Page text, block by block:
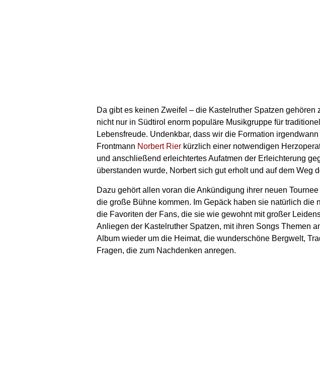
Da gibt es keinen Zweifel – die Kastelruther Spatzen
nicht nur in Südtirol enorm populäre Musikgruppe für
Lebensfreude. Undenkbar, dass wir die Formation
Frontmann Norbert Rier kürzlich einer notwendigen
und anschließend erleichtertes Aufatmen der Erleichterung
überstanden wurde, Norbert sich gut erholt und auf dem Weg
Dazu gehört allen voran die Ankündigung ihrer neuen
die große Bühne kommen. Im Gepäck haben sie natürlich
die Favoriten der Fans, die sie wie gewohnt mit großer
Anliegen der Kastelruther Spatzen, mit ihren Songs Themen
Album wieder um die Heimat, die wunderschöne Bergwelt,
Fragen, die zum Nachdenken anregen.